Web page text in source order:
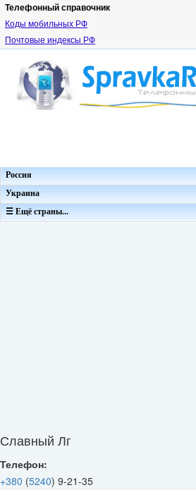
Телефонный справочник
Коды мобильных РФ
Почтовые индексы РФ
Россия
Украина
☰ Ещё страны...
Славный Лг
Телефон:
+380 (5240) 9-21-35